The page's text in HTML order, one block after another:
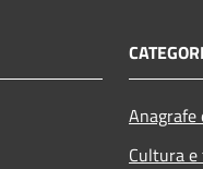
Cultura